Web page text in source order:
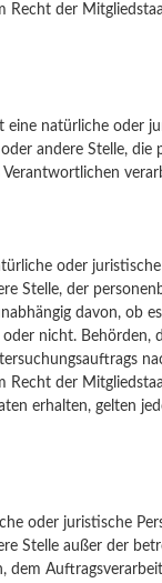
Recht der
eine natürliche oder
andere Stelle, die
oder
Stelle, der
davon, ob
nicht. Behörden,
Recht der
erhalten, gelten
oder juristische
Stelle außer der
dem